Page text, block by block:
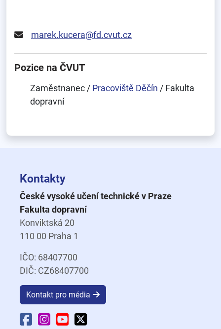
marek.kucera@fd.cvut.cz
Pozice na ČVUT
Zaměstnanec / Pracoviště Děčín / Fakulta
dopravní
Kontakty
České vysoké učení technické v Praze
Fakulta dopravní
Konviktská 20
110 00 Praha 1
IČO: 68407700
DIČ: CZ68407700
Kontakt pro média
Facebook Fakulty dopravní
Instagram Fakulty dopravní
YouTube Fakulty dopravní